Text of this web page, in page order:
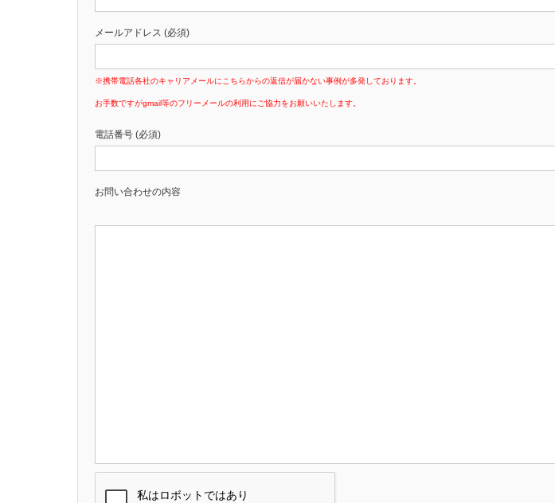
メールアドレス (必須)
※携帯電話各社のキャリアメールにこちらからの返信が届かない事例が多発しております。
お手数ですがgmail等のフリーメールの利用にご協力をお願いいたします。
電話番号 (必須)
お問い合わせの内容